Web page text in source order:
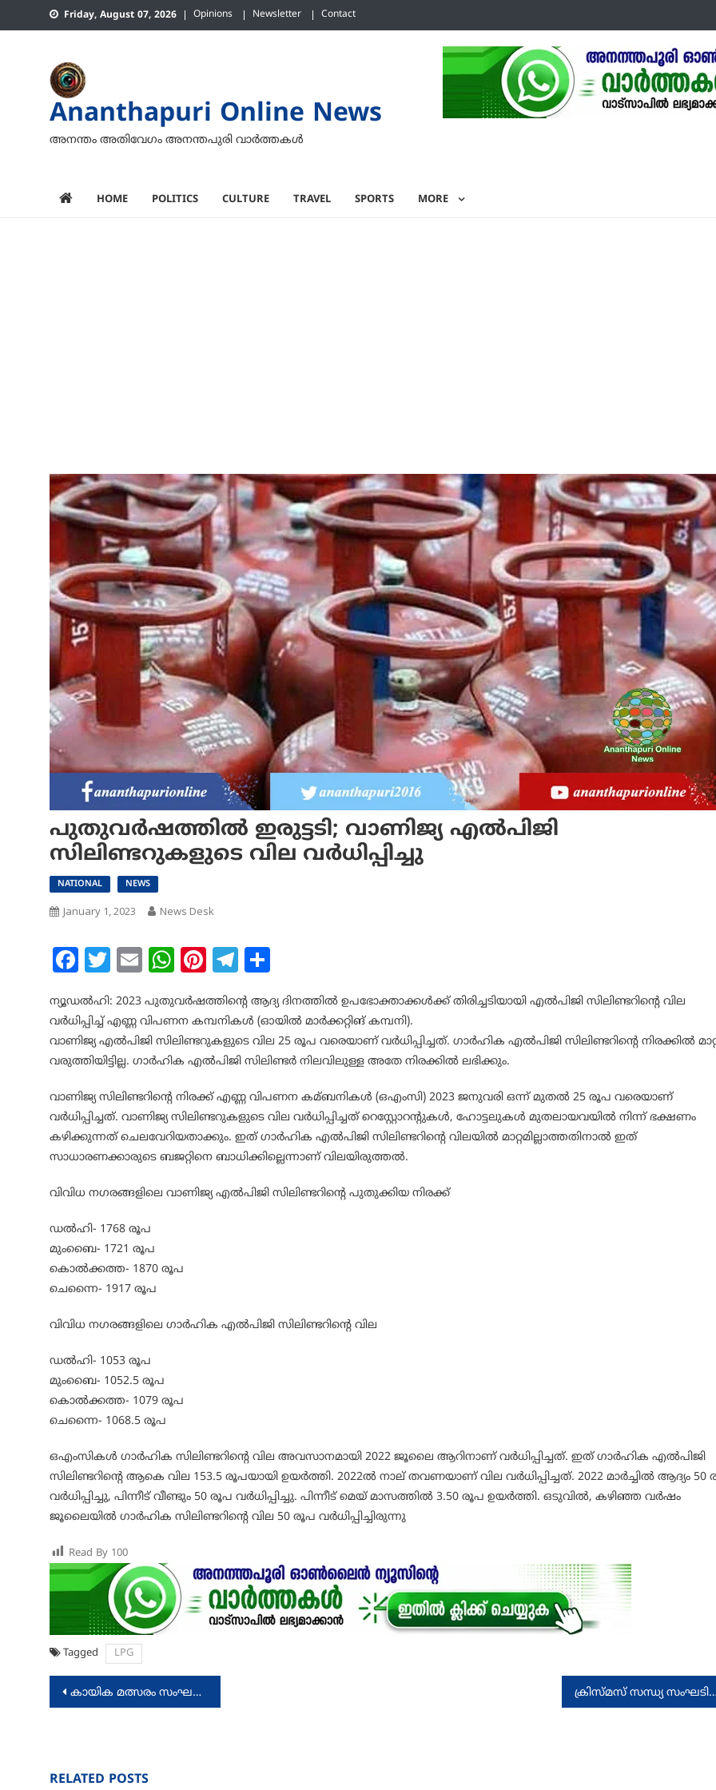
to
Friday, August 07, 2026 Opinions Newsletter Contact
Ananthapuri Online News
അനന്തം അതിവേഗം അനന്തപുരി വാര്‍ത്തകള്‍
HOME POLITICS CULTURE TRAVEL SPORTS MORE
പുതുവര്‍ഷത്തില്‍ ഇരുട്ടടി; വാണിജ്യ എല്‍പിജി
സിലിണ്ടറുകളുടെ വില വര്‍ധിപ്പിച്ചു
NATIONAL NEWS
January 1, 2023 News Desk
Facebook
Twitter
EmailWhatsApp
Pinterest
Telegram
ന്യൂഡല്‍ഹി: 2023 പുതുവര്‍ഷത്തിന്റെ ആദ്യ ദിനത്തില്‍ ഉപഭോക്താക്കള്‍ക്ക് തിരിച്ചടിയായി എല്‍പിജി സിലിണ്ടറിന്റെ വില
വര്‍ധിപ്പിച്ച്‌ എണ്ണ വിപണന കമ്പനികള്‍ (ഓയില്‍ മാ‍‍ര്‍ക്കറ്റിങ് കമ്പനി).
വാണിജ്യ എല്‍പിജി സിലിണ്ടറുകളുടെ വില 25 രൂപ വരെയാണ് വര്‍ധിപ്പിച്ചത്. ഗാര്‍ഹിക എല്‍പിജി സിലിണ്ടറിന്റെ നിരക്കില്‍
വരുത്തിയിട്ടില്ല. ഗാര്‍ഹിക എല്‍പിജി സിലിണ്ടര്‍ നിലവിലുള്ള അതേ നിരക്കില്‍ ലഭിക്കും.
വാണിജ്യ സിലിണ്ടറിന്റെ നിരക്ക് എണ്ണ വിപണന കമ്ബനികള്‍ (ഒഎംസി) 2023 ജനുവരി ഒന്ന് മുതല്‍ 25 രൂപ വരെയാണ്
വര്‍ധിപ്പിച്ചത്. വാണിജ്യ സിലിണ്ടറുകളുടെ വില വര്‍ധിപ്പിച്ചത് റെസ്റ്റോറന്റുകള്‍, ഹോട്ടലുകള്‍ മുതലായവയില്‍ നിന്ന് ഭക്ഷണം
കഴിക്കുന്നത് ചെലവേറിയതാക്കും. ഇത് ഗാര്‍ഹിക എല്‍പിജി സിലിണ്ടറിന്റെ വിലയില്‍ മാറ്റമില്ലാത്തതിനാല്‍ ഇത്
സാധാരണക്കാരുടെ ബജറ്റിനെ ബാധിക്കില്ലെന്നാണ് വിലയിരുത്തല്‍.
വിവിധ നഗരങ്ങളിലെ വാണിജ്യ എല്‍പിജി സിലിണ്ടറിന്റെ പുതുക്കിയ നിരക്ക്
ഡല്‍ഹി- 1768 രൂപ
മുംബൈ- 1721 രൂപ
കൊല്‍ക്കത്ത- 1870 രൂപ
ചെന്നൈ- 1917 രൂപ
വിവിധ നഗരങ്ങളിലെ ഗാര്‍ഹിക എല്‍പിജി സിലിണ്ടറിന്റെ വില
ഡല്‍ഹി- 1053 രൂപ
മുംബൈ- 1052.5 രൂപ
കൊല്‍ക്കത്ത- 1079 രൂപ
ചെന്നൈ- 1068.5 രൂപ
ഒഎംസികള്‍ ഗാര്‍ഹിക സിലിണ്ടറിന്റെ വില അവസാനമായി 2022 ജൂലൈ ആറിനാണ് വര്‍ധിപ്പിച്ചത്. ഇത് ഗാര്‍ഹിക എല്‍പിജി
സിലിണ്ടറിന്റെ ആകെ വില 153.5 രൂപയായി ഉയര്‍ത്തി. 2022ല്‍ നാല് തവണയാണ് വില വര്‍ധിപ്പിച്ചത്. 2022 മാര്‍ച്ചില്‍ ആദ്യം 50
വര്‍ധിപ്പിച്ചു, പിന്നീട് വീണ്ടും 50 രൂപ വര്‍ധിപ്പിച്ചു. പിന്നീട് മെയ് മാസത്തില്‍ 3.50 രൂപ ഉയര്‍ത്തി. ഒടുവില്‍, കഴിഞ്ഞ വര്‍ഷം
ജൂലൈയില്‍ ഗാര്‍ഹിക സിലിണ്ടറിന്റെ വില 50 രൂപ വര്‍ധിപ്പിച്ചിരുന്നു
Read By 100
Tagged LPG
Post
കായിക മത്സരം സംഘടിപ്പിച്ചു ക്രിസ്മസ് സന്ധ്യ
RELATED POSTS